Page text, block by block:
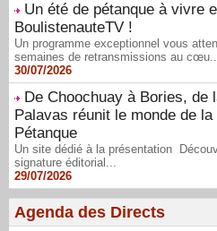
Un été de pétanque à vivre
BoulistenauteTV !
Un programme exceptionnel vous
semaines de retransmissions au
30/07/2026
De Choochuay à Bories, de
Palavas réunit le monde de
Pétanque
Un site dédié à la présentation
signature éditorial...
29/07/2026
Agenda des Directs